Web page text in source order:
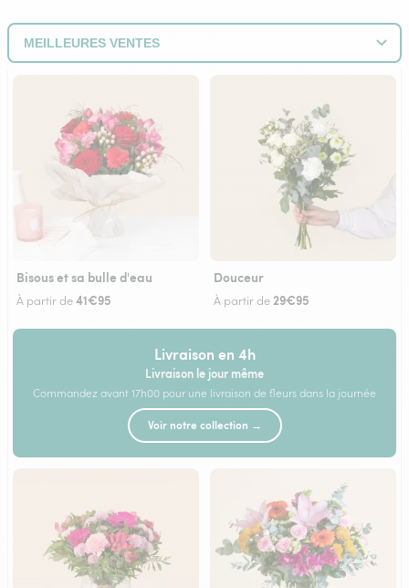
Bisous et sa bulle d'eau
À partir de41€95
Douceur
À partir de 29€95
Livraison en 4h
Livraison le jour même
Commandez avant 17h00 pour une livraison de fleurs dans la journée
Voir notre collection →